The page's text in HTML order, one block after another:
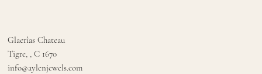
Glaerîas Chateau
Tigre, , C 1670
info@aylenjewels.com